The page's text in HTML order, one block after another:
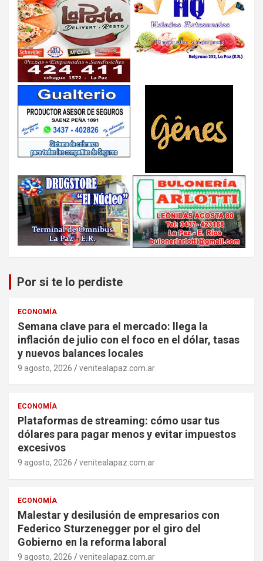
Por si te lo perdiste
ECONOMÍA
Semana clave para el mercado: llega la
inflación de julio con el foco en el dólar, tasas
y nuevos balances locales
9 agosto, 2026 venitealapaz.com.ar
ECONOMÍA
Plataformas de streaming: cómo usar tus
dólares para pagar menos y evitar impuestos
excesivos
9 agosto, 2026 venitealapaz.com.ar
ECONOMÍA
Malestar y desilusión de empresarios con
Federico Sturzenegger por el giro del
Gobierno en la reforma laboral
9 agosto, 2026 venitealapaz.com.ar